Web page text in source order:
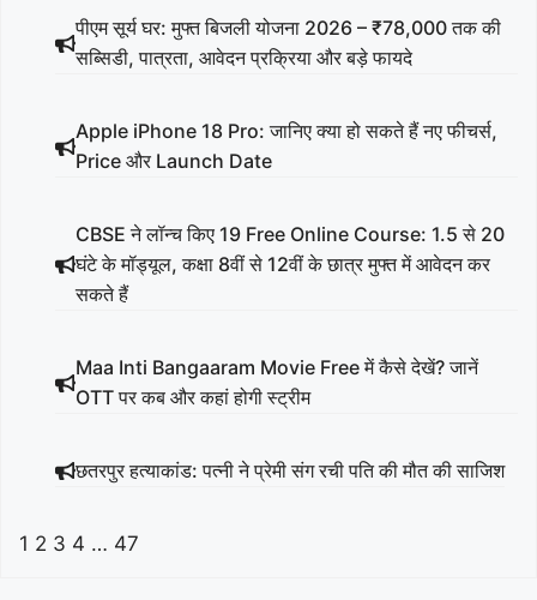
पीएम सूर्य घर: मुफ्त बिजली योजना 2026 – ₹78,000 तक की
सब्सिडी, पात्रता, आवेदन प्रक्रिया और बड़े फायदे
Apple iPhone 18 Pro: जानिए क्या हो सकते हैं नए फीचर्स,
Price और Launch Date
CBSE ने लॉन्च किए 19 Free Online Course: 1.5 से 20
घंटे के मॉड्यूल, कक्षा 8वीं से 12वीं के छात्र मुफ्त में आवेदन कर
सकते हैं
Maa Inti Bangaaram Movie Free में कैसे देखें? जानें
OTT पर कब और कहां होगी स्ट्रीम
छतरपुर हत्याकांड: पत्नी ने प्रेमी संग रची पति की मौत की साजिश
1 2 3 4 … 47